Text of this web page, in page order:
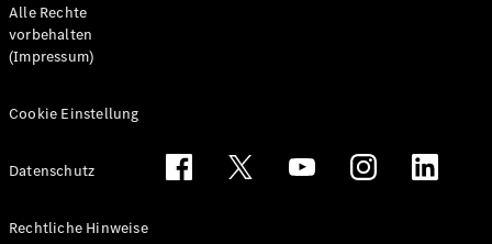
Alle Rechte
vorbehalten
(Impressum)
Cookie Einstellung
Datenschutz
Rechtliche Hinweise